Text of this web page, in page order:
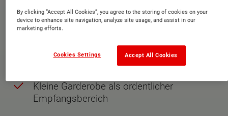
für kurze Wege
begehbarer Walk-In-Dusche
Gäste-WC für mehr Komfort im Alltag
Kleine Garderobe als ordentlicher
Empfangsbereich
By clicking “Accept All Cookies”, you agree to the storing of cookies on your
device to enhance site navigation, analyze site usage, and assist in our
marketing efforts.
Accept All Cookies
Cookies Settings